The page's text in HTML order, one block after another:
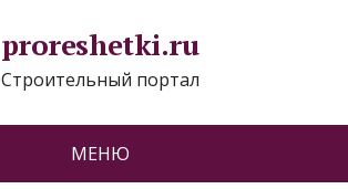
proreshetki.ru
Строительный портал
МЕНЮ